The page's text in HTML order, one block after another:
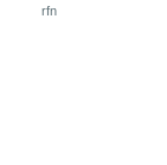
rfn